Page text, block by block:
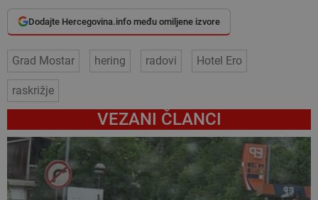
Dodajte Hercegovina.info među omiljene izvore
Grad Mostar hering radovi Hotel Ero
raskrižje
VEZANI ČLANCI